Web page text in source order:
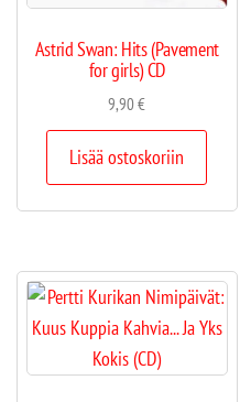
Astrid Swan: Hits (Pavement
for girls) CD
9,90€
Lisää ostoskoriin